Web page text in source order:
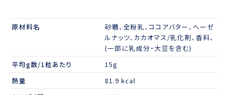
原材料名
砂糖、全粉乳、ココアバター、ヘーゼ
ルナッツ、カカオマス/乳化剤、香料､
(一部に乳成分・大豆を含む)
平均g数/1粒あたり
15g
熱量
81.9 kcal